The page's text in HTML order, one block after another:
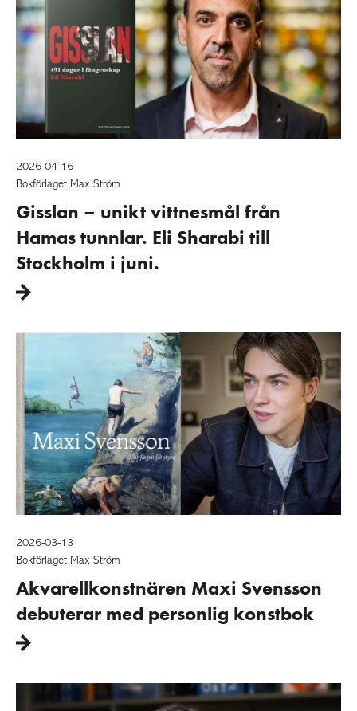
2026-04-16
Bokförlaget Max Ström
Gisslan – unikt vittnesmål från
Hamas tunnlar. Eli Sharabi till
Stockholm i juni.
2026-03-13
Bokförlaget Max Ström
Akvarellkonstnären Maxi Svensson
debuterar med personlig konstbok